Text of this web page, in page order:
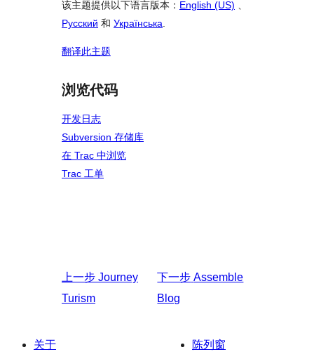
该主题提供以下语言版本： English (US)
Русский 和 Українська
翻译此主题
浏览代码
开发日志
Subversion 存储库
在 Trac 中浏览
Trac 工单
上一步 Journey
Turism
下一步 Assemble
Blog
关于
陈列窗